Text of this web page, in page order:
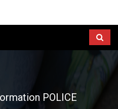
POLICE